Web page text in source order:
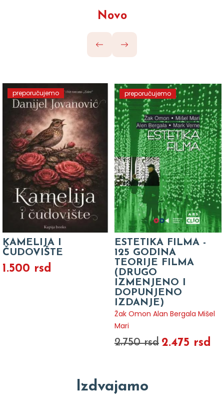
Novo
preporučujemo
KAMELIJA I
ČUDOVIŠTE
1.500 rsd
preporučujemo
ESTETIKA FILMA -
125 GODINA
TEORIJE FILMA
(DRUGO
IZMENJENO I
DOPUNJENO
IZDANJE)
Žak Omon Alan Bergala Mišel
Mari
2.750 rsd 2.475 rsd
Izdvajamo